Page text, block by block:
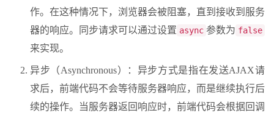
作。在这种情况下，浏览器会被阻塞，直到接收到服务
器的响应。同步请求可以通过设置 async 参数为 false
来实现。
异步（Asynchronous）：异步方式是指在发送AJAX请
求后，前端代码不会等待服务器响应，而是继续执行后
续的操作。当服务器返回响应时，前端代码会根据回调